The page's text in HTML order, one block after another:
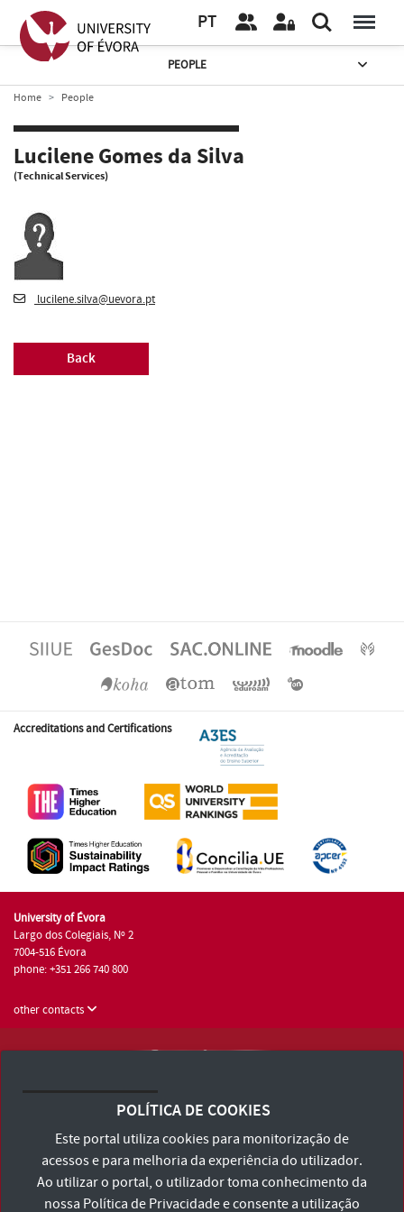
PT
PEOPLE
Home People
Lucilene Gomes da Silva
(Technical Services)
lucilene.silva@uevora.pt
Back
Accreditations and Certifications
University of Évora
Largo dos Colegiais, Nº 2
7004-516 Évora
phone: +351 266 740 800
other contacts
Terms and Conditions and Privacy Policy
Accessibility Statement
POLÍTICA DE COOKIES
Este portal utiliza cookies para monitorização de
acessos e para melhoria da experiência do utilizador.
Ao utilizar o portal, o utilizador toma conhecimento da
nossa Política de Privacidadee consente a utilização